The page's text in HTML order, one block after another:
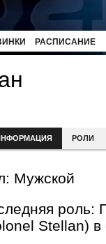
РАСПИСАНИЕ
РОЛИ
Мужской
роль:
Stellan)